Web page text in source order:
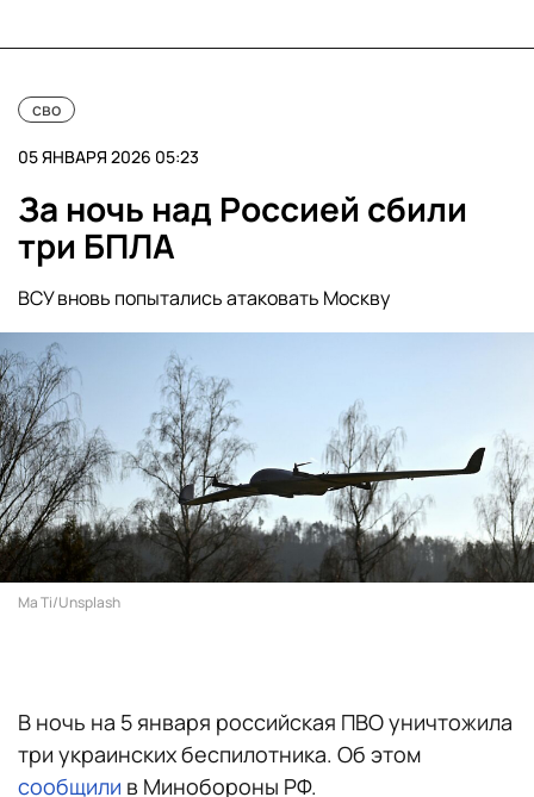
сво
05 ЯНВАРЯ 2026 05:23
За ночь над Россией сбили
три БПЛА
ВСУ вновь попытались атаковать Москву
Ma Ti/Unsplash
В ночь на 5 января российская ПВО уничтожила
три украинских беспилотника. Об этом
сообщили в Минобороны РФ.